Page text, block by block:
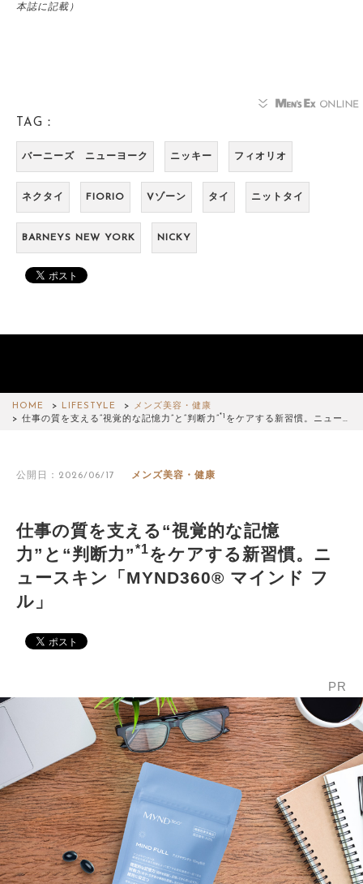
本誌に記載）
TAG：
バーニーズ ニューヨーク ニッキー フィオリオ
ネクタイ FIORIO Vゾーン タイ ニットタイ
BARNEYS NEW YORK NICKY
HOME LIFESTYLE
メンズ美容・健康
仕事の質を支える“視覚的な記憶力”と“判断力”*1 をケアする新習慣。ニュー…
公開日：2026/06/17 メンズ美容・健康
仕事の質を支える“視覚的な記憶
力”と“判断力”*1をケアする新習慣。ニ
ュースキン「MYND360® マインド フ
ル」
PR